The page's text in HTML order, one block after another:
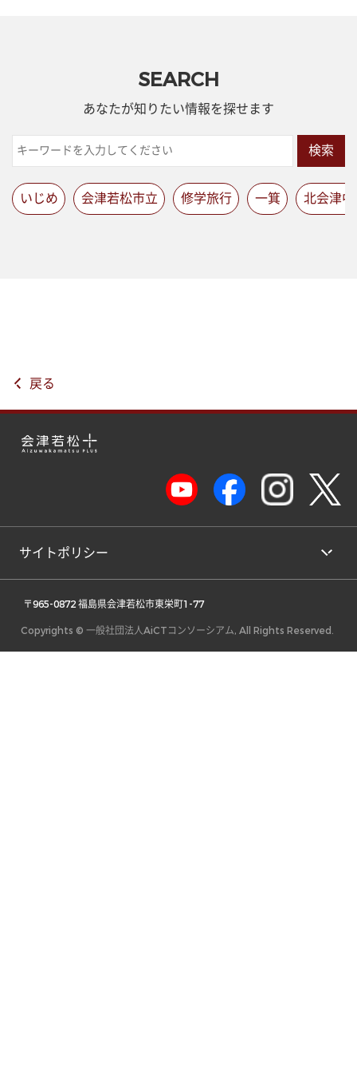
SEARCH
あなたが知りたい情報を探せます
検索
いじめ 会津若松市立 修学旅行 一箕 北会津中
戻る
サイトポリシー
〒965-0872 福島県会津若松市東栄町1-77
Copyrights © 一般社団法人AiCTコンソーシアム, All Rights Reserved.